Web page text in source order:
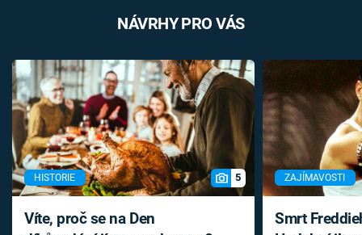
NÁVRHY PRO VÁS
HISTORIE 5
Víte, proč se na Den
ZAJÍMAVOSTI
Smrt